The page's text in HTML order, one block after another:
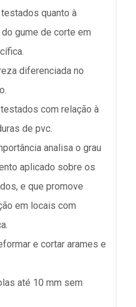
quanto à
gume de corte em
diferenciada no
com relação à
de pvc.
analisa o grau
aplicado sobre os
e que promove
em locais com
e cortar arames e
até 10 mm sem